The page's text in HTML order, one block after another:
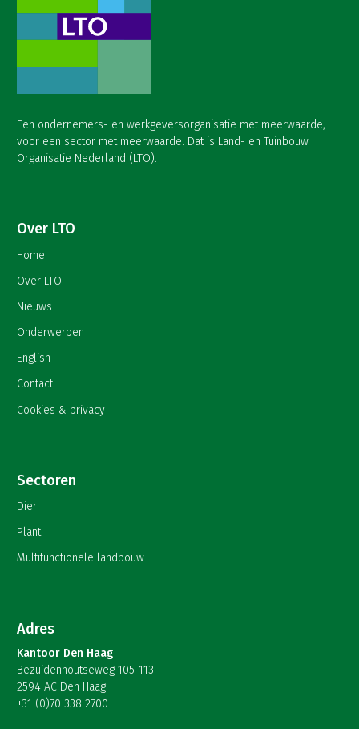
Een ondernemers- en werkgeversorganisatie met meerwaarde,
voor een sector met meerwaarde. Dat is Land- en Tuinbouw
Organisatie Nederland (LTO).
Over LTO
Home
Over LTO
Nieuws
Onderwerpen
English
Contact
Cookies & privacy
Sectoren
Dier
Plant
Multifunctionele landbouw
Adres
Kantoor Den Haag
Bezuidenhoutseweg 105-113
2594 AC Den Haag
+31 (0)70 338 2700